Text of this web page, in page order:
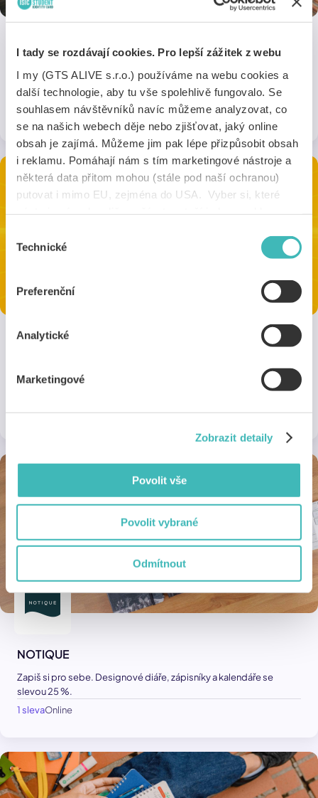
I tady se rozdávají cookies. Pro lepší zážitek z webu
I my (GTS ALIVE s.r.o.) používáme na webu cookies a
další technologie, aby tu vše spolehlivě fungovalo. Se
souhlasem návštěvníků navíc můžeme analyzovat, co
se na našich webech děje nebo zjišťovat, jaký online
obsah je zajímá. Můžeme jim pak lépe přizpůsobit obsah
i reklamu. Pomáhají nám s tím marketingové nástroje a
některá data přitom mohou (stále pod naší ochranou)
putovat i mimo EU, zejména do USA. Vyber si, které
v sekci „Detaily“. Svoji volbu můžeš kdykoliv změnit v
„Nastavení cookies“ (ikonka v zápatí webu). Vše o tom,
souhlasu
Technické
Preferenční
Analytické
Marketingové
Zobrazit detaily
Povolit vše
Povolit vybrané
Odmítnout
Knihkupectví Luxor
Využij jedinečnou 10% slevu na knihy a doplňkové zboží v
kamenných knihkupectvích sítě Luxor.
1 slevana 37 pobočkách
Sleva v minimální výši 20 % na všechny knihy a e-knihy z
1 slevaOnline
NOTIQUE
Zapiš si pro sebe. Designové diáře, zápisníky a kalendáře se
slevou 25 %.
1 slevaOnline